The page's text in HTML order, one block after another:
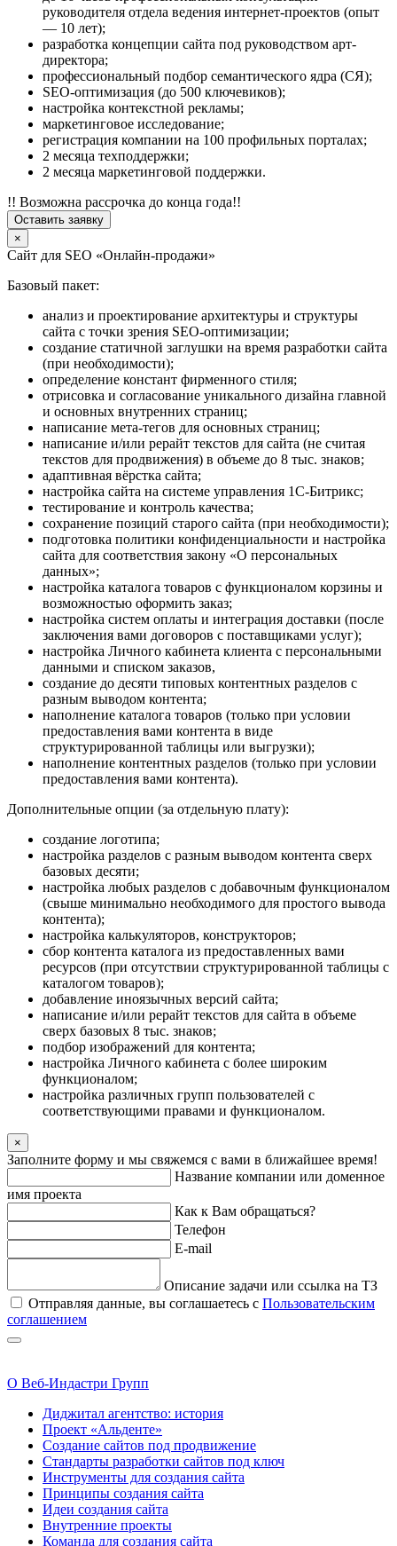
руководителя отдела ведения интернет-проектов (опыт
— 10 лет);
разработка концепции сайта под руководством арт-
директора;
профессиональный подбор семантического ядра (СЯ);
SEO-оптимизация (до 500 ключевиков);
настройка контекстной рекламы;
маркетинговое исследование;
регистрация компании на 100 профильных порталах;
2 месяца техподдержки;
2 месяца маркетинговой поддержки.
!! Возможна рассрочка до конца года!!
Оставить заявку
×
Сайт для SEO «Онлайн-продажи»
Базовый пакет:
анализ и проектирование архитектуры и структуры
сайта с точки зрения SEO-оптимизации;
создание статичной заглушки на время разработки сайта
(при необходимости);
определение констант фирменного стиля;
отрисовка и согласование уникального дизайна главной
и основных внутренних страниц;
написание мета-тегов для основных страниц;
написание и/или рерайт текстов для сайта (не считая
текстов для продвижения) в объеме до 8 тыс. знаков;
адаптивная вёрстка сайта;
настройка сайта на системе управления 1С-Битрикс;
тестирование и контроль качества;
сохранение позиций старого сайта (при необходимости);
подготовка политики конфиденциальности и настройка
сайта для соответствия закону «О персональных
данных»;
настройка каталога товаров с функционалом корзины и
возможностью оформить заказ;
настройка систем оплаты и интеграция доставки (после
заключения вами договоров с поставщиками услуг);
настройка Личного кабинета клиента с персональными
данными и списком заказов,
создание до десяти типовых контентных разделов с
разным выводом контента;
наполнение каталога товаров (только при условии
предоставления вами контента в виде
структурированной таблицы или выгрузки);
наполнение контентных разделов (только при условии
предоставления вами контента).
Дополнительные опции (за отдельную плату):
создание логотипа;
настройка разделов с разным выводом контента сверх
базовых десяти;
настройка любых разделов с добавочным функционалом
(свыше минимально необходимого для простого вывода
контента);
настройка калькуляторов, конструкторов;
сбор контента каталога из предоставленных вами
ресурсов (при отсутствии структурированной таблицы с
каталогом товаров);
добавление иноязычных версий сайта;
написание и/или рерайт текстов для сайта в объеме
сверх базовых 8 тыс. знаков;
подбор изображений для контента;
настройка Личного кабинета с более широким
функционалом;
настройка различных групп пользователей с
соответствующими правами и функционалом.
×
Заполните форму и мы свяжемся с вами в ближайшее время!
Название компании или доменное
имя проекта
Как к Вам обращаться?
Телефон
E-mail
Описание задачи или ссылка на ТЗ
Отправляя данные, вы соглашаетесь с Пользовательским
соглашением
О Веб-Индастри Групп
Диджитал агентство: история
Проект «Альденте»
Создание сайтов под продвижение
Стандарты разработки сайтов под ключ
Инструменты для создания сайта
Принципы создания сайта
Идеи создания сайта
Внутренние проекты
Команда для создания сайта